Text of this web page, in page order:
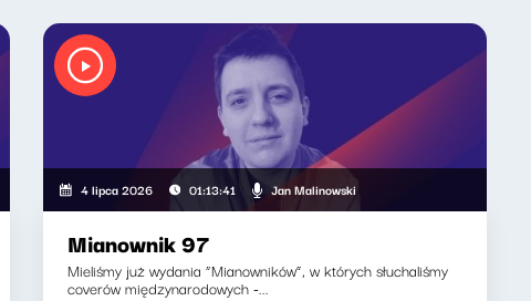
4 lipca 2026 01:13:41 Jan Malinowski
Mianownik 97
Mieliśmy już wydania “Mianowników”, w których słuchaliśmy
coverów międzynarodowych -...